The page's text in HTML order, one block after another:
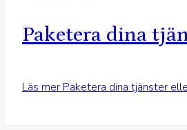
Paketera dina
Läs mer Paketera dina tjänster